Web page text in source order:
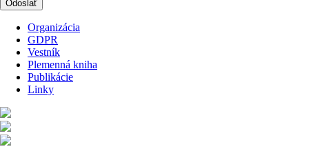
Organizácia
GDPR
Vestník
Plemenná kniha
Publikácie
Linky